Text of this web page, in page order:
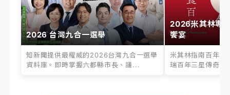
2026 台灣九合一選舉
知新聞提供最權威的2026台灣九合一選舉
資料庫。即時掌握六都縣市長、議...
2026米其林專
饗宴
米其林指南百年之
瑞百年三星傳奇、